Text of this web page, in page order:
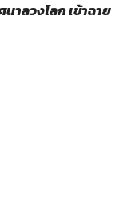
าลวงโลก เข้าฉาย